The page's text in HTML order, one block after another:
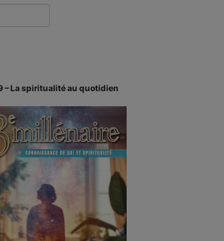
– La spiritualité au quotidien